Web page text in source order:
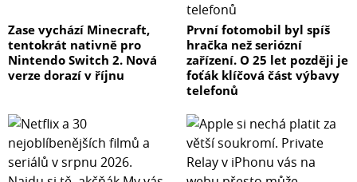
- frekvenční rozsah: 25–180 Hz
- max. akustický tlak SPL: ≥ 116 dB
průměr: 10″
- průměr cívky: 2″
Zase vychází Minecraft,
tentokrát nativně pro
Nintendo Switch 2. Nová
verze dorazí v říjnu
První fotomobil byl spíš
hračka než seriózní
zařízení. O 25 let později je
foťák klíčová část výbavy
telefonů